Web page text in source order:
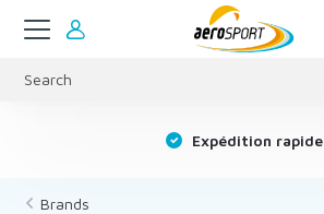
Expédition rapide
Brands